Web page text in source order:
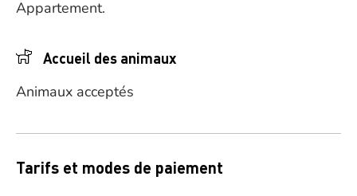
Appartement.
Accueil des animaux
Animaux acceptés
Tarifs et modes de paiement